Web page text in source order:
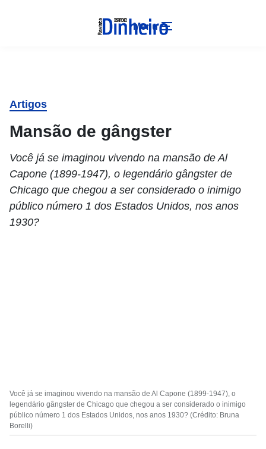
Menu
Artigos
Mansão de gângster
Você já se imaginou vivendo na mansão de Al
Capone (1899-1947), o legendário gângster de
Chicago que chegou a ser considerado o inimigo
público número 1 dos Estados Unidos, nos anos
1930?
Você já se imaginou vivendo na mansão de Al Capone (1899-1947), o
legendário gângster de Chicago que chegou a ser considerado o inimigo
público número 1 dos Estados Unidos, nos anos 1930? (Crédito: Bruna
Borelli)